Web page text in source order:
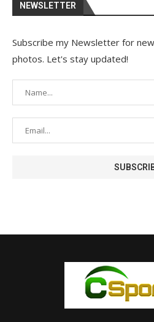
NEWSLETTER
Subscribe my Newsletter for
photos. Let's stay updated!